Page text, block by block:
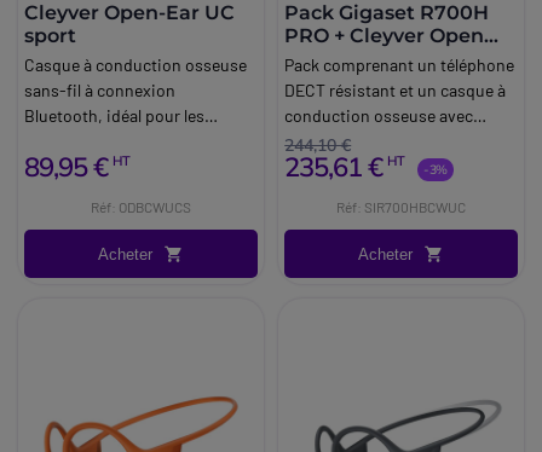
Cleyver Open-Ear UC
sport
Casque à conduction osseuse
sans-fil à connexion
Bluetooth, idéal pour les
89,95 € HT
Réf: ODBCWUCS
Acheter
Pack Gigaset R700H
PRO + Cleyver Open
ear UC
Pack comprenant un téléphone
DECT résistant et un casque à
conduction osseuse avec
connectivité Bluetooth, idéal
pour les communications
244,10 €
235,61 € HT -3%
Réf: SIR700HBCWUC
Acheter